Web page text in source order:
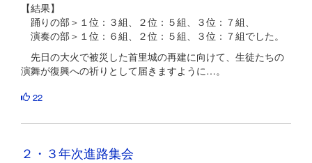
【結果】
踊りの部＞１位：３組、２位：５組、３位：７組、
演奏の部＞１位：６組、２位：５組、３位：７組でした。
先日の大火で被災した首里城の再建に向けて、生徒たちの
演舞が復興への祈りとして届きますように…。
22
２・３年次進路集会